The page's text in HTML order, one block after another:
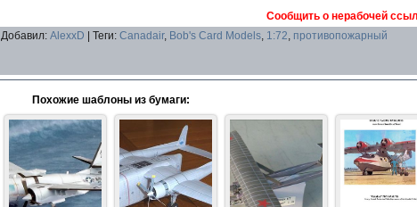
Сообщить о нерабочей
Добавил: AlexxD Теги: Canadair, Bob's Card Models, 1:72, противопожарный
Похожие шаблоны из бумаги: